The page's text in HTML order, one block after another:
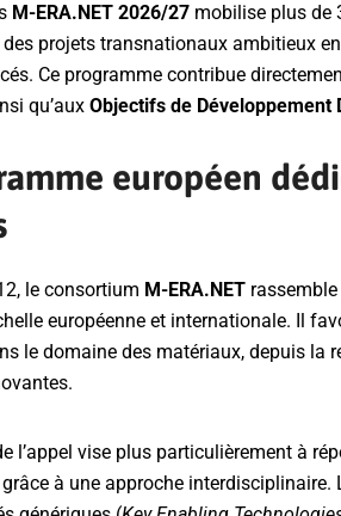
M-ERA.NET 2026/27 mobilise plus de
projets transnationaux ambitieux
Ce programme contribue
qu’aux Objectifs de Développement
européen
le consortium M-ERA.NET
européenne et internationale. Il
le domaine des matériaux, depuis la
l’appel vise plus particulièrement à
à une approche